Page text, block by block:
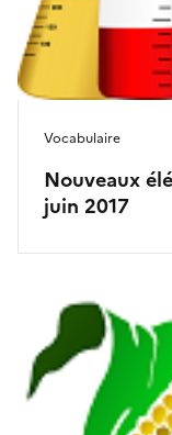
Nouveaux
juin 2017
Vocabulaire